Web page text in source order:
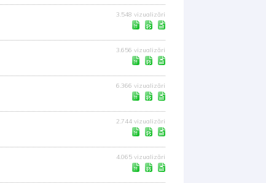
3.548 vizualizări
3.656 vizualizări
6.366 vizualizări
2.744 vizualizări
4.065 vizualizări